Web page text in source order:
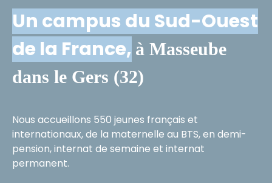
Un campus du Sud-Ouest
de la France, à Masseube
dans le Gers (32)
Nous accueillons 550 jeunes français et
internationaux, de la maternelle au BTS, en demi-
pension, internat de semaine et internat
permanent.